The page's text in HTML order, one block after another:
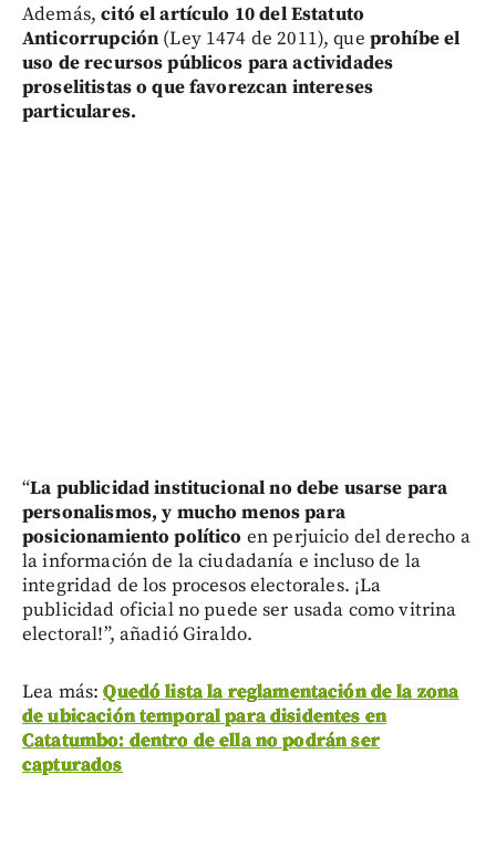
Además, citó el artículo 10 del Estatuto
Anticorrupción (Ley 1474 de 2011), que prohíbe el
uso de recursos públicos para actividades
proselitistas o que favorezcan intereses
particulares.
“La publicidad institucional no debe usarse para
personalismos, y mucho menos para
posicionamiento político en perjuicio del derecho a
la información de la ciudadanía e incluso de la
integridad de los procesos electorales. ¡La
publicidad oficial no puede ser usada como vitrina
electoral!”, añadió Giraldo.
Lea más:Quedó lista la reglamentación de la zona
de ubicación temporal para disidentes en
Catatumbo: dentro de ella no podrán ser
capturados